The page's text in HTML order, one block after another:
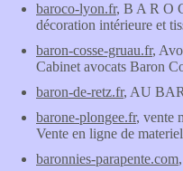
baroco-lyon.fr, B A R O
décoration intérieure et
baron-cosse-gruau.fr,
Cabinet avocats Baron
baron-de-retz.fr, AU
barone-plongee.fr, vente
Vente en ligne de
baronnies-parapente.com